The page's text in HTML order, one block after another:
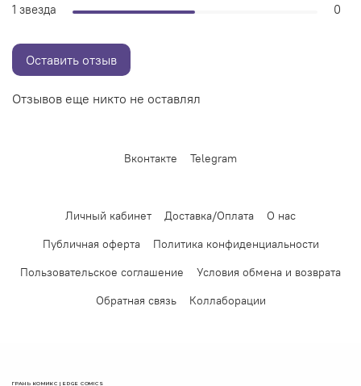
Отзывов еще никто не оставлял
1 звезда
0
Оставить отзыв
Вконтакте Telegram
Личный кабинет Доставка/Оплата
О нас
Публичная оферта
Политика конфиденциальности
Пользовательское соглашение
Условия обмена и возврата
Обратная связь
Коллаборации
ГРАНЬ КОМИКС | EDGE COMICS